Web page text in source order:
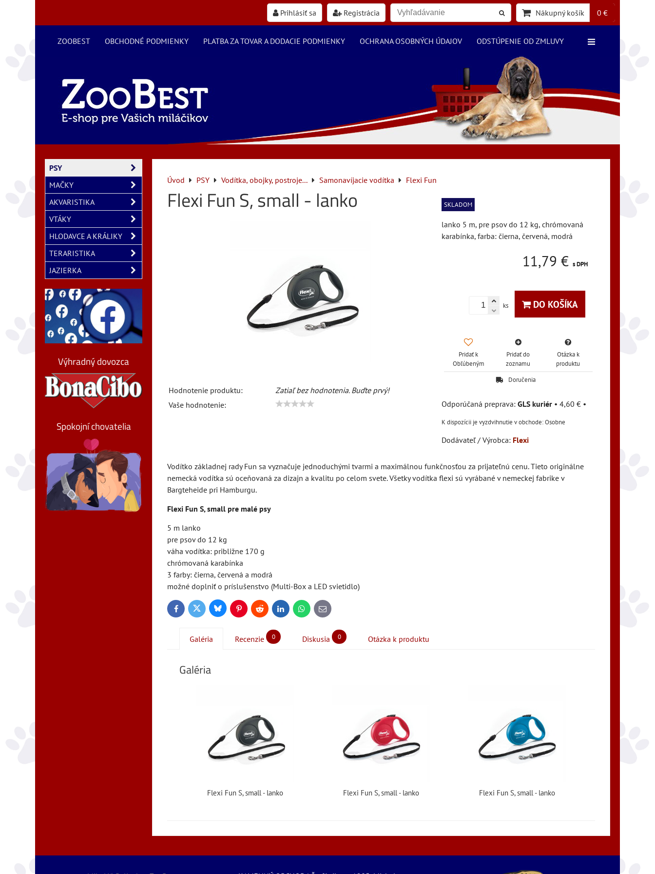
Prihlásiť sa Registrácia Nákupný košík 0 €
ZOOBEST OBCHODNÉ PODMIENKY PLATBA ZA TOVAR A DODACIE PODMIENKY OCHRANA OSOBNÝCH ÚDAJOV ODSTÚPENIE OD ZMLUVY
Úvod PSY Vodítka, obojky, postroje... Samonavíjacie vodítka Flexi Fun
Flexi Fun S, small - lanko
Hodnotenie produktu:
Zatiaľ bez hodnotenia. Buďte prvý!
Vaše hodnotenie:
SKLADOM
lanko 5 m, pre psov do 12 kg, chrómovaná
karabínka, farba: čierna, červená, modrá
11,79 € s DPH
ks DO KOŠÍKA
Pridať k
Obľúbeným
Pridať do
zoznamu
Otázka k
produktu
Doručenia
GLS kuriér • 4,60 € •
Osobne
Dodávateľ / Výrobca: Flexi
Vodítko základnej rady Fun sa vyznačuje jednoduchými tvarmi a maximálnou funkčnosťou za prijateľnú cenu. Tieto originálne
nemecká vodítka sú oceňovaná za dizajn a kvalitu po celom svete. Všetky vodítka flexi sú vyrábané v nemeckej fabrike v
Bargteheide pri Hamburgu.
Flexi Fun S, small pre malé psy
5 m lanko
pre psov do 12 kg
váha vodítka: približne 170 g
chrómovaná karabínka
3 farby: čierna, červená a modrá
možné doplniť o príslušenstvo (Multi-Box a LED svietidlo)
FacebookTwitter BlueskyPinterestReddit LinkedInWhatsApp
E-
mail
Galéria Recenzie 0 Diskusia 0 Otázka k produktu
Galéria
Flexi Fun S, small - lanko Flexi Fun S, small - lanko Flexi Fun S, small - lanko
PSY
MAČKY
AKVARISTIKA
VTÁKY
HLODAVCE A KRÁLIKY
TERARISTIKA
JAZIERKA
Výhradný dovozca
Spokojní chovatelia